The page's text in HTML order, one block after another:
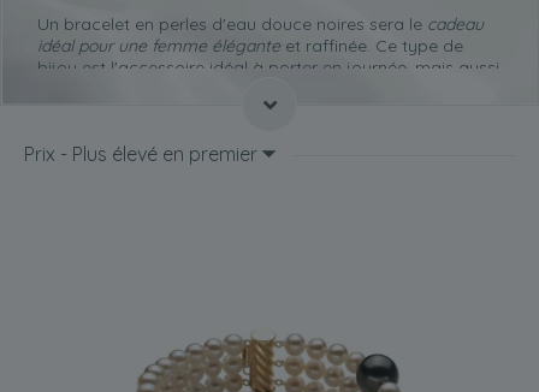
Un bracelet en perles d'eau douce noires sera le cadeau
idéal pour une femme élégante et raffinée. Ce type de
bijou est l'accessoire idéal à porter en journée, mais aussi
lequel de nos bracelets sera d'ailleurs magnifique avec
Styles de bracelets
touche de sophistication à n'importe quelle tenue. Notre
guide ci-dessous devrait vous aider à mieux comprendre
quel style de bracelet vous conviendra le mieux.
Prix - Plus élevé en premier